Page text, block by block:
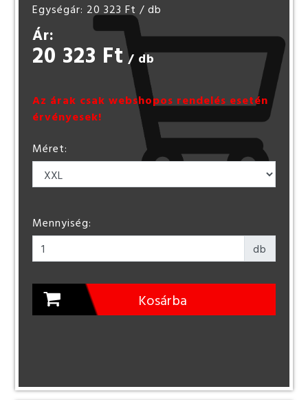
Egységár: 20 323 Ft / db
Ár:
20 323 Ft / db
Az árak csak webshopos rendelés esetén
érvényesek!
Méret:
Mennyiség:
db
Kosárba